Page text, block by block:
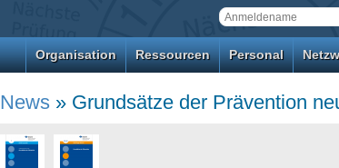
Organisation Ressourcen Personal
News » Grundsätze der Prävention